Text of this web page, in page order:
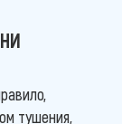
тушения,